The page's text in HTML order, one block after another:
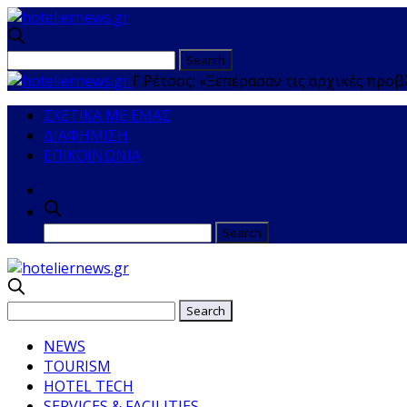
Γ.Ρέτσος: «Ξεπέρασαν τις αρχικές
ΣΧΕΤΙΚΑ ΜΕ ΕΜΑΣ
ΔΙΑΦΗΜΙΣΗ
ΕΠΙΚΟΙΝΩΝΙΑ
NEWS
TOURISM
HOTEL TECH